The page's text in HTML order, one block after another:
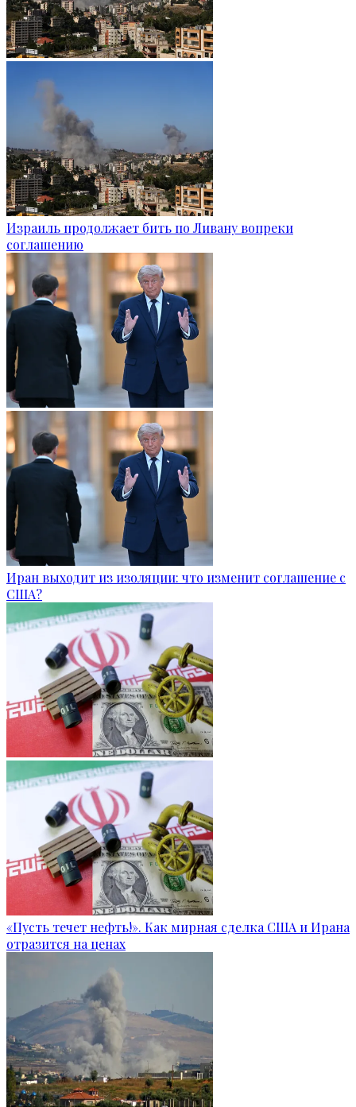
Израиль продолжает бить по Ливану вопреки
соглашению
Иран выходит из изоляции: что изменит соглашение с
США?
«Пусть течет нефть!». Как мирная сделка США и Ирана
отразится на ценах